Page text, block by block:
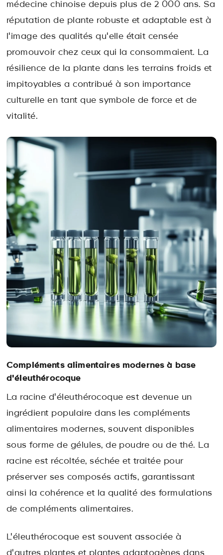
médecine chinoise depuis plus de 2 000 ans. Sa
réputation de plante robuste et adaptable est à
l'image des qualités qu'elle était censée
promouvoir chez ceux qui la consommaient. La
résilience de la plante dans les terrains froids et
impitoyables a contribué à son importance
culturelle en tant que symbole de force et de
vitalité.
Compléments alimentaires modernes à base
d'éleuthérocoque
La racine d'éleuthérocoque est devenue un
ingrédient populaire dans les compléments
alimentaires modernes, souvent disponibles
sous forme de gélules, de poudre ou de thé. La
racine est récoltée, séchée et traitée pour
préserver ses composés actifs, garantissant
ainsi la cohérence et la qualité des formulations
de compléments alimentaires.
L'éleuthérocoque est souvent associée à
d'autres plantes et plantes adaptogènes dans